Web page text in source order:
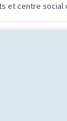
et centre social